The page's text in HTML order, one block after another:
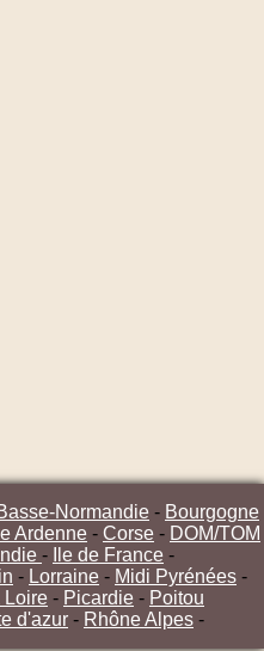
Normandie - Bourgogne
Ardenne - Corse - DOM/TOM
- Ile de France -
- Lorraine - Midi Pyrénées -
Loire - Picardie - Poitou
d'azur - Rhône Alpes -